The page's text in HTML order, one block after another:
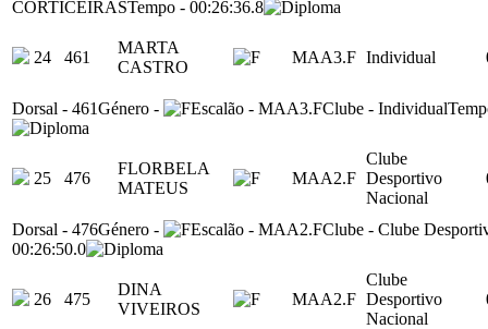
CORTICEIRASTempo - 00:26:36.8
24 461
MARTA
CASTRO
MAA3.F Individual
Dorsal - 461Género - Escalão - MAA3.FClube - Individual
25 476
FLORBELA
MATEUS
MAA2.F
Clube
Desportivo
Nacional
Dorsal - 476Género - Escalão - MAA2.FClube - Clube
00:26:50.0
26 475
DINA
VIVEIROS
MAA2.F
Clube
Desportivo
Nacional